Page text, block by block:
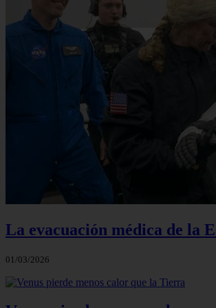
La evacuación médica de la
01/03/2026